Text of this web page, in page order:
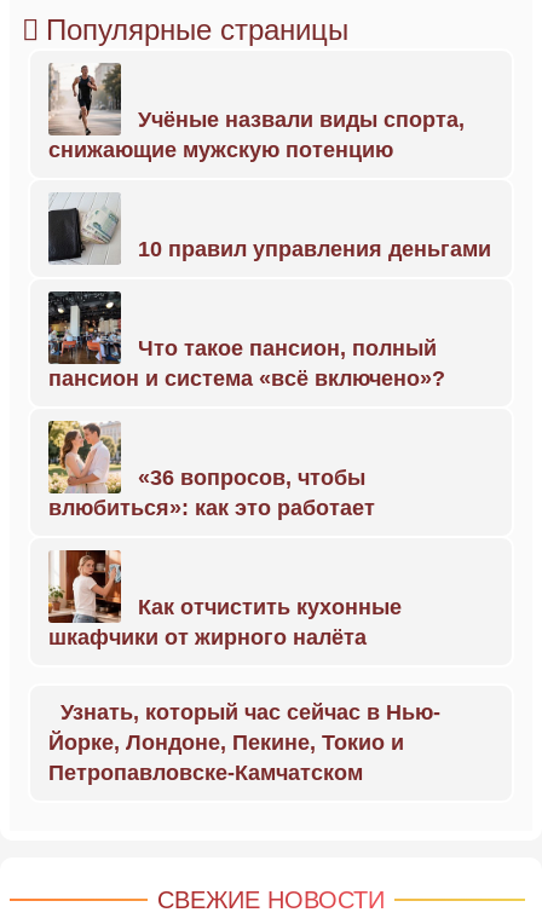
Популярные страницы
Учёные назвали виды спорта,
снижающие мужскую потенцию
10 правил управления деньгами
Что такое пансион, полный
пансион и система «всё включено»?
«36 вопросов, чтобы
влюбиться»: как это работает
Как отчистить кухонные
шкафчики от жирного налёта
Узнать, который час сейчас в Нью-
Йорке, Лондоне, Пекине, Токио и
Петропавловске-Камчатском
СВЕЖИЕ НОВОСТИ